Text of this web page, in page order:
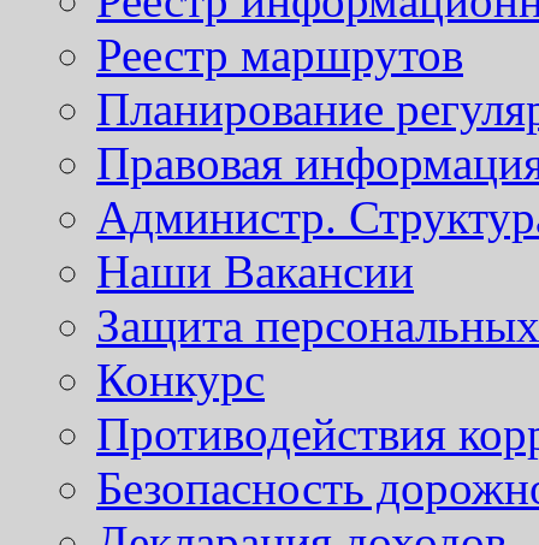
Реестр маршрутов
Планирование
Правовая
Администр.
Наши Вакансии
Защита
Конкурс
Противодействия
Безопасность